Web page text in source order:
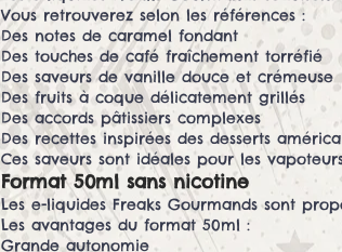
Vous retrouverez selon les références :
Des notes de caramel fondant
Des touches de café fraîchement torréfié
Des saveurs de vanille douce et crémeuse
Des fruits à coque délicatement grillés
Des accords pâtissiers complexes
Des recettes inspirées des desserts
Ces saveurs sont idéales pour les
Format 50ml sans nicotine
Les e-liquides Freaks Gourmands sont
Les avantages du format 50ml :
Grande autonomie